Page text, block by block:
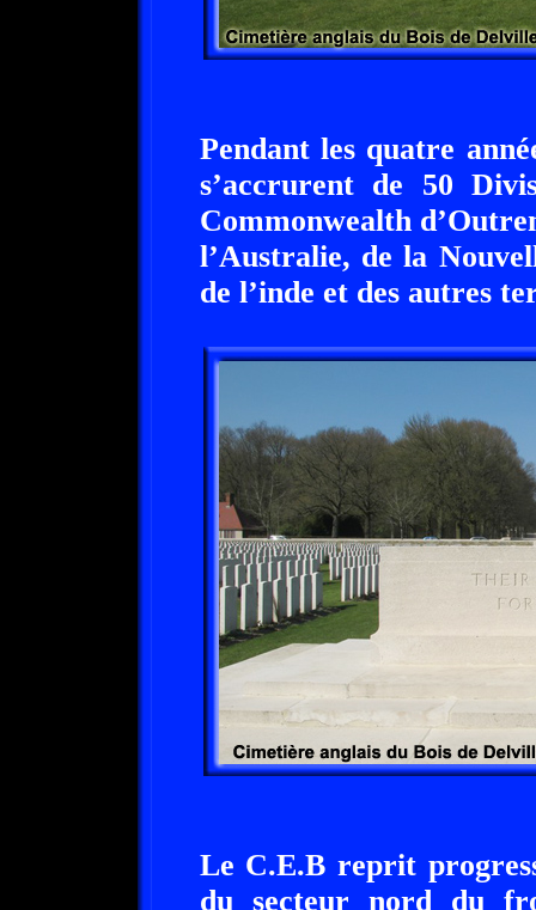
Pendant les quatre
s’accrurent de 50
Commonwealth
l’Australie, de la
de l’inde et des autres
Le C.E.B reprit
du secteur nord du